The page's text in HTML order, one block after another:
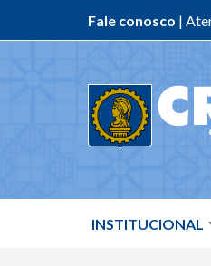
Fale conosco |
INSTITUCIONAL